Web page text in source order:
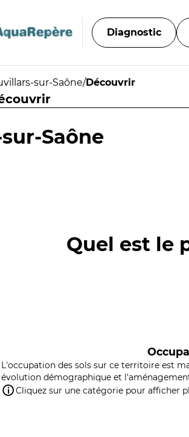
Diagnostic
sur-Saône/Découvrir
Saône
Quel est le
L'occupation des sols sur ce territoire est
évolution démographique et
Cliquez sur une catégorie pour afficher